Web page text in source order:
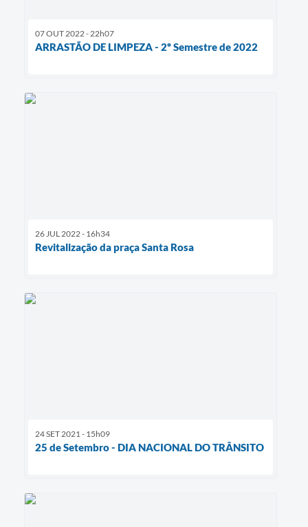
07 OUT 2022 - 22h07
ARRASTÃO DE LIMPEZA - 2º Semestre de 2022
26 JUL 2022 - 16h34
Revitalização da praça Santa Rosa
24 SET 2021 - 15h09
25 de Setembro - DIA NACIONAL DO TRÂNSITO